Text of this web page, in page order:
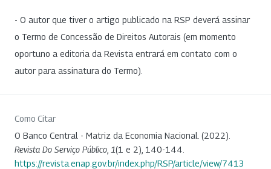
- O autor que tiver o artigo publicado na RSP deverá assinar
o Termo de Concessão de Direitos Autorais (em momento
oportuno a editoria da Revista entrará em contato com o
autor para assinatura do Termo).
Como Citar
O Banco Central - Matriz da Economia Nacional. (2022).
Revista Do Serviço Público 1(1 e 2), 140-144.
https://revista.enap.gov.br/index.php/RSP/article/view/7413